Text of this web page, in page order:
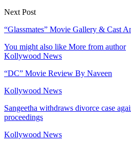
Next Post
“Glassmates” Movie Gallery & Cast
You might also like More from author
Kollywood News
“DC” Movie Review By Naveen
Kollywood News
Sangeetha withdraws divorce case
proceedings
Kollywood News